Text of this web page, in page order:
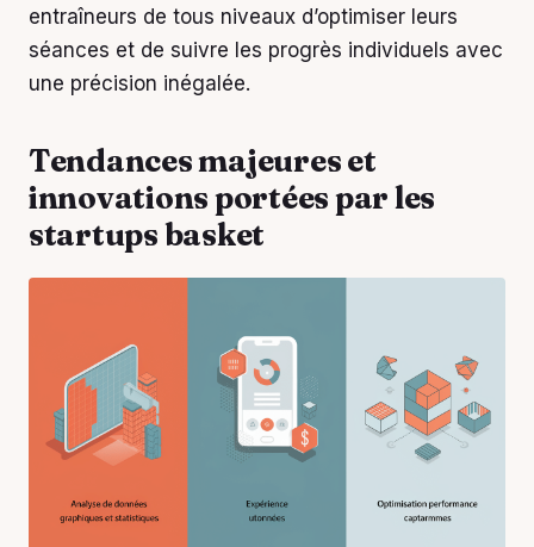
entraîneurs de tous niveaux d’optimiser leurs
séances et de suivre les progrès individuels avec
une précision inégalée.
Tendances majeures et
innovations portées par les
startups basket